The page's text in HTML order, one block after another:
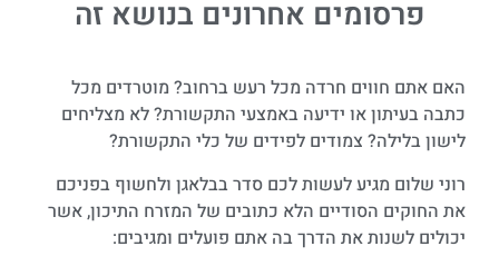
פרסומים אחרונים בנושא זה
האם אתם חווים חרדה מכל רעש ברחוב? מוטרדים מכל
כתבה בעיתון או ידיעה באמצעי התקשורת? לא מצליחים
לישון בלילה? צמודים לפידים של כלי התקשורת?
רוני שלום מגיע לעשות לכם סדר בבלאגן ולחשוף בפניכם
את החוקים הסודיים הלא כתובים של המזרח התיכון, אשר
יכולים לשנות את הדרך בה אתם פועלים ומגיבים: